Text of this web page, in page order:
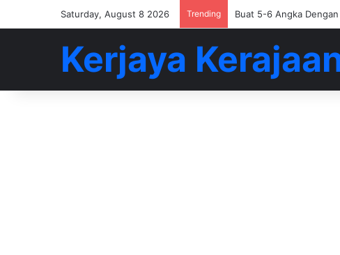
Saturday, August 8 2026 Trending Buat 5-6 Angka Dengan
Kerjaya